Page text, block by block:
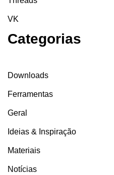
VK
Categorias
Downloads
Ferramentas
Geral
Ideias & Inspiração
Materiais
Notícias